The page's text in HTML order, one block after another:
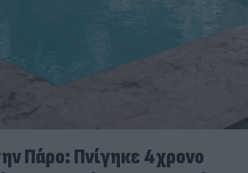
Πάρο: Πνίγηκε 4χρονο